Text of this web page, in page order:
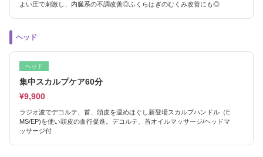
よい圧で刺激し、内臓系の不調改善◎ふくらはぎのむくみ改善にも◎
ヘッド
ヘッド
集中スカルプケア60分
¥9,900
ラジオ波でデコルテ、首、頭皮を温めほぐし新登場スカルプハンドル（E
MS/EP)を使い頭皮の血行促進。デコルテ、首オイルマッサージ/ヘッドマ
ッサージ付